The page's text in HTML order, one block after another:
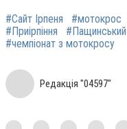
#Сайт Ірпеня #мотокрос
#Приірпіння
#Пащинський
#чемпіонат з мотокросу
Редакція "04597"